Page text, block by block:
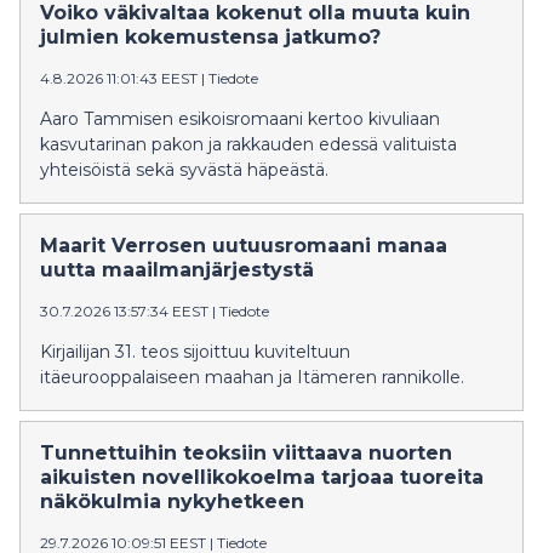
Voiko väkivaltaa kokenut olla muuta kuin
julmien kokemustensa jatkumo?
4.8.2026 11:01:43 EEST | Tiedote
Aaro Tammisen esikoisromaani kertoo kivuliaan
kasvutarinan pakon ja rakkauden edessä valituista
yhteisöistä sekä syvästä häpeästä.
Maarit Verrosen uutuusromaani manaa
uutta maailmanjärjestystä
30.7.2026 13:57:34 EEST | Tiedote
Kirjailijan 31. teos sijoittuu kuviteltuun
itäeurooppalaiseen maahan ja Itämeren rannikolle.
Tunnettuihin teoksiin viittaava nuorten
aikuisten novellikokoelma tarjoaa tuoreita
näkökulmia nykyhetkeen
29.7.2026 10:09:51 EEST | Tiedote